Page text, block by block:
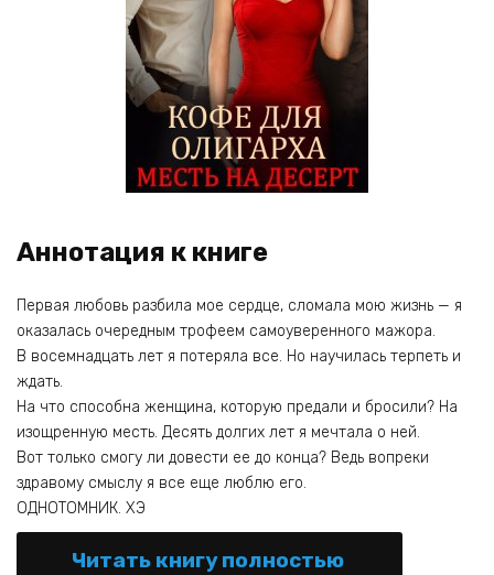
Аннотация к книге
Первая любовь разбила мое сердце, сломала мою жизнь — я
оказалась очередным трофеем самоуверенного мажора.
В восемнадцать лет я потеряла все. Но научилась терпеть и
ждать.
На что способна женщина, которую предали и бросили? На
изощренную месть. Десять долгих лет я мечтала о ней.
Вот только смогу ли довести ее до конца? Ведь вопреки
здравому смыслу я все еще люблю его.
ОДНОТОМНИК. ХЭ
Читать книгу полностью